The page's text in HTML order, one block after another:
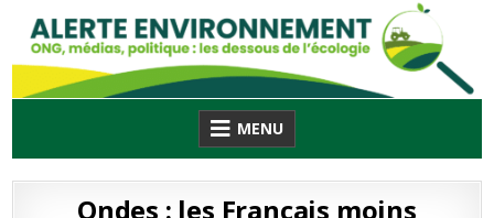
content
MENU
Ondes : les Français moins